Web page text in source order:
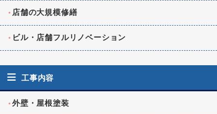
店舗の大規模修繕
ビル・店舗フルリノベーション
工事内容
外壁・屋根塗装